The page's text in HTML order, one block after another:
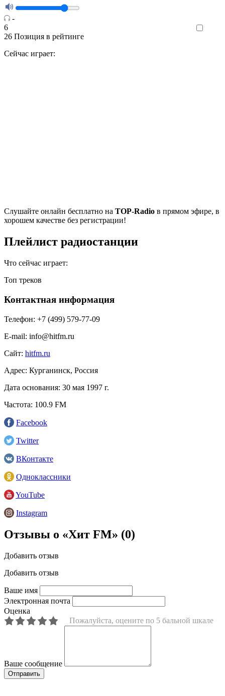
-
6
26 Позиция в рейтинге
Сейчас играет:
Cлушайте онлайн бесплатно на TOP-Radio в прямом эфире, в
хорошем качестве без регистрации!
Плейлист радиостанции
Что сейчас играет:
Топ треков
Контактная информация
Телефон: +7 (499) 579-77-09
E-mail: info@hitfm.ru
Сайт: hitfm.ru
Адрес: Курганинск, Россия
Дата основания: 30 мая 1997 г.
Частота: 100.9 FM
Facebook
Twitter
ВКонтакте
Одноклассники
YouTube
Instagram
Отзывы о «Хит FM» (0)
Добавить отзыв
Добавить отзыв
Ваше имя
Электронная почта
Оценка
Пожалуйста, оцените по 5 бальной шкале
Ваше сообщение